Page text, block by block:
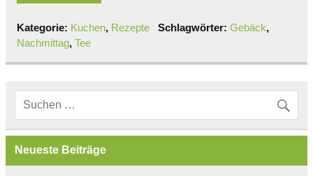
Kategorie: Kuchen, Rezepte Schlagwörter: Gebäck,
Nachmittag, Tee
Neueste Beiträge